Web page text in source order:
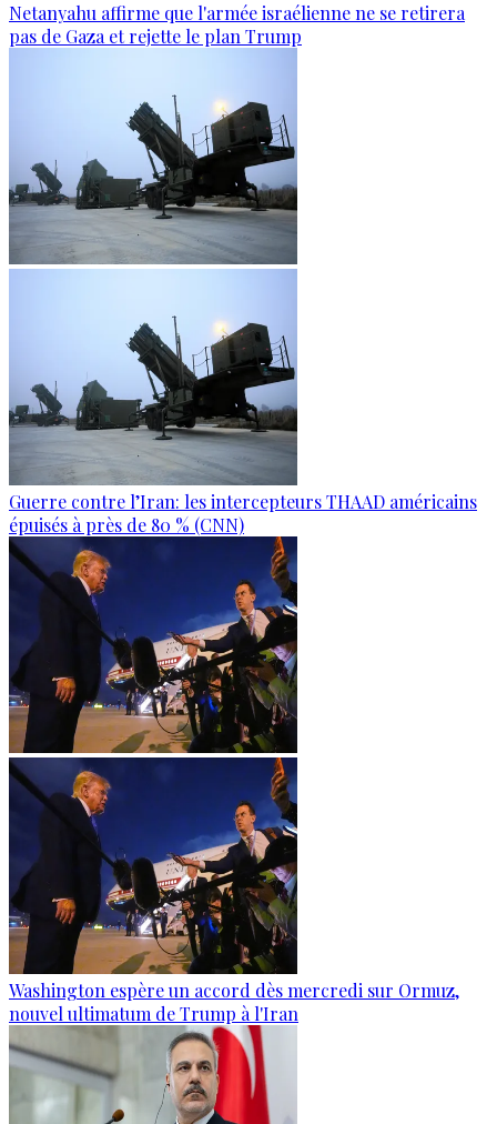
Netanyahu affirme que l'armée israélienne ne se retirera
pas de Gaza et rejette le plan Trump
Guerre contre l’Iran: les intercepteurs THAAD américains
épuisés à près de 80 % (CNN)
Washington espère un accord dès mercredi sur Ormuz,
nouvel ultimatum de Trump à l'Iran